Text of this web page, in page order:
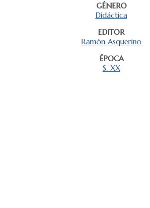
GÉNERO
Didáctica
EDITOR
Ramón Asquerino
ÉPOCA
S. XX